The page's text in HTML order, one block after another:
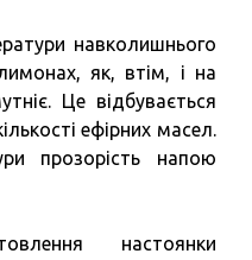
навколишнього
як, втім, і на
Це відбувається
ефірних масел.
прозорість напою
настоянки